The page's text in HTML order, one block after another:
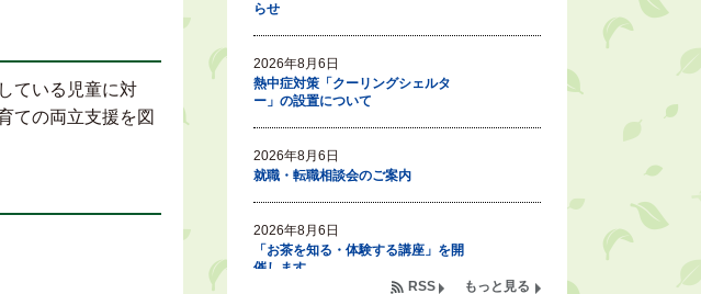
ている児童に対
ての両立支援を図
らせ
2026年8月6日
熱中症対策「クーリングシェルタ
ー」の設置について
2026年8月6日
就職・転職相談会のご案内
2026年8月6日
「お茶を知る・体験する講座」を開
催します
もっと見る
RSS